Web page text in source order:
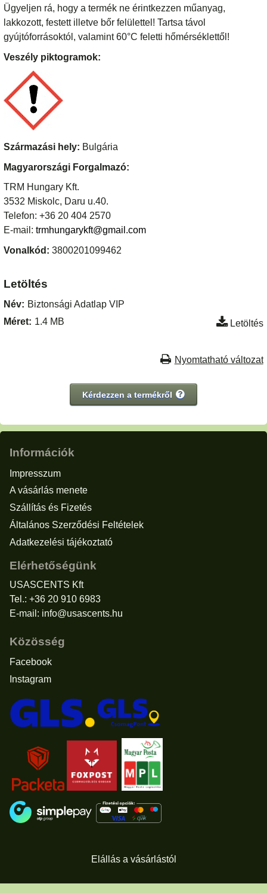
Ügyeljen rá, hogy a termék ne érintkezzen műanyag,
lakkozott, festett illetve bőr felülettel! Tartsa távol
gyújtóforrásoktól, valamint 60°C feletti hőmérséklettől!
Veszély piktogramok:
Származási hely: Bulgária
Magyarországi Forgalmazó:
TRM Hungary Kft.
3532 Miskolc, Daru u.40.
Telefon: +36 20 404 2570
E-mail:trmhungarykft@gmail.com
Vonalkód: 3800201099462
Letöltés
Név: Biztonsági Adatlap VIP
Méret: 1.4 MB Letöltés
Nyomtatható változat
Kérdezzen a termékről
Információk
Impresszum
A vásárlás menete
Szállítás és Fizetés
Általános Szerződési Feltételek
Adatkezelési tájékoztató
Elérhetőségünk
USASCENTS Kft
Tel.: +36 20 910 6983
E-mail: info@usascents.hu
Közösség
Facebook
Instagram
Elállás a vásárlástól